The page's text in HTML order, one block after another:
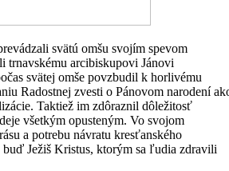
svätú omšu svojím spevom
trnavskému arcibiskupovi Jánovi
svätej omše povzbudil k horlivému
Radostnej zvesti o Pánovom narodení
Taktiež im zdôraznil dôležitosť
všetkým opusteným. Vo svojom
a potrebu návratu kresťanského
Ježiš Kristus, ktorým sa ľudia zdravili